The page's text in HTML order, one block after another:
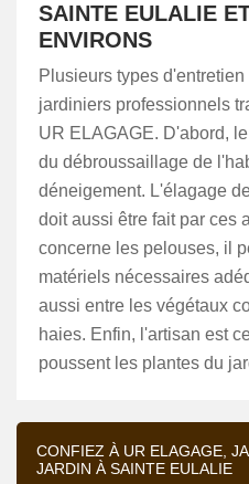
SAINTE EULALIE
ENVIRONS
Plusieurs types
jardiniers professionnels
UR ELAGAGE. D'abord,
du débroussaillage de
déneigement. L'élagage
doit aussi être fait par ces
concerne les pelouses, il
matériels nécessaires
aussi entre les végétaux
haies. Enfin, l'artisan est
poussent les plantes du
CONFIEZ À UR ELAGAGE,
JARDIN À SAINTE EULALIE